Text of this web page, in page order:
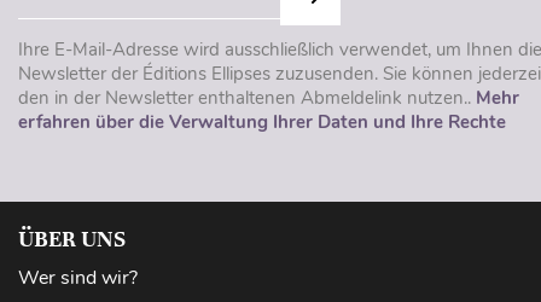
Ihre E-Mail-Adresse wird ausschließlich verwendet, um Ihnen die
Newsletter der Éditions Ellipses zuzusenden. Sie können
den in der Newsletter enthaltenen Abmeldelink nutzen.. Mehr
erfahren über die Verwaltung Ihrer Daten und Ihre Rechte
ÜBER UNS
Wer sind wir?